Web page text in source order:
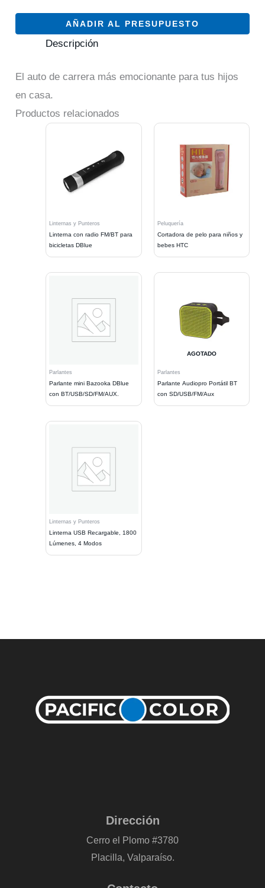
AÑADIR AL PRESUPUESTO
Descripción
El auto de carrera más emocionante para tus hijos
en casa.
Productos relacionados
Linternas y Punteros
Linterna con radio FM/BT para
bicicletas DBlue
Peluquería
Cortadora de pelo para niños y
bebes HTC
Parlantes
Parlante mini Bazooka DBlue
con BT/USB/SD/FM/AUX.
AGOTADO
Parlantes
Parlante Audiopro Portátil BT
con SD/USB/FM/Aux
Linternas y Punteros
Linterna USB Recargable, 1800
Lúmenes, 4 Modos
Dirección
Cerro el Plomo #3780
Placilla, Valparaíso.